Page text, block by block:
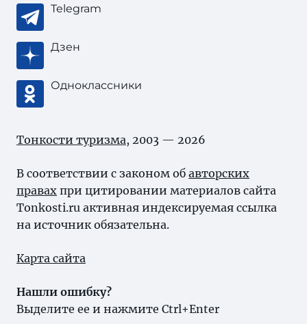
Telegram
Дзен
Одноклассники
Тонкости туризма, 2003 — 2026
В соответствии с законом об авторских
правах при цитировании материалов сайта
Tonkosti.ru активная индексируемая ссылка
на источник обязательна.
Карта сайта
Нашли ошибку?
Выделите ее и нажмите Ctrl+Enter